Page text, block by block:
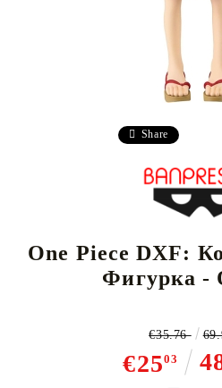
Share
One Piece DXF:
Фигурка -
€2503
€35.76